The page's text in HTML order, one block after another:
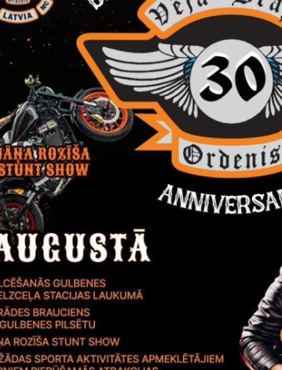
Vai šī informācija bija
Sniegt atsauksmi